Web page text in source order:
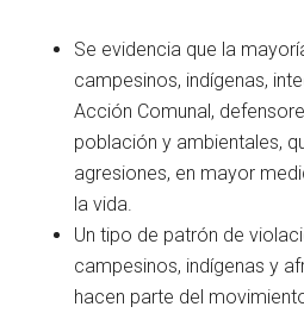
Se evidencia que la
campesinos, indígenas,
Acción Comunal,
población y ambientales,
agresiones, en mayor
la vida.
Un tipo de patrón de
campesinos, indígenas y
hacen parte del